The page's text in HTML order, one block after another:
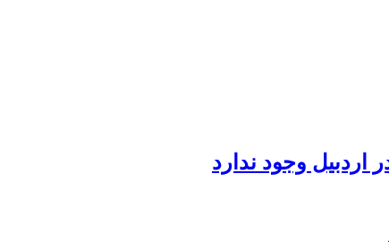
اردبیل وجود ندارد